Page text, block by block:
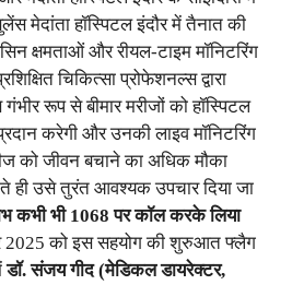
मेदांता हॉस्पिटल इंदौर में तैनात की
क्षमताओं और रीयल-टाइम मॉनिटरिंग
चिकित्सा प्रोफेशनल्स द्वारा
रूप से बीमार मरीजों को हॉस्पिटल
करेगी और उनकी लाइव मॉनिटरिंग
को जीवन बचाने का अधिक मौका
ही उसे तुरंत आवश्यक उपचार दिया जा
कभी भी 1068 पर कॉल करके लिया
2025 को इस सहयोग की शुरुआत फ्लैग
डॉ. संजय गीद(मेडिकल डायरेक्टर,